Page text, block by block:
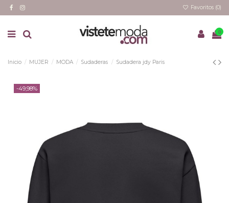
Favoritos (0)
0
Inicio MUJER MODA Sudaderas Sudadera jdy Paris
-49,98%